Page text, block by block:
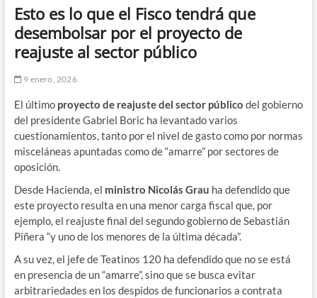
Esto es lo que el Fisco tendrá que
desembolsar por el proyecto de
reajuste al sector público
9 enero, 2026
El último proyecto de reajuste del sector público del gobierno
del presidente Gabriel Boric ha levantado varios
cuestionamientos, tanto por el nivel de gasto como por normas
misceláneas apuntadas como de “amarre” por sectores de
oposición.
Desde Hacienda, el ministro Nicolás Grau ha defendido que
este proyecto resulta en una menor carga fiscal que, por
ejemplo, el reajuste final del segundo gobierno de Sebastián
Piñera “y uno de los menores de la última década”.
A su vez, el jefe de Teatinos 120 ha defendido que no se está
en presencia de un “amarre”, sino que se busca evitar
arbitrariedades en los despidos de funcionarios a contrata